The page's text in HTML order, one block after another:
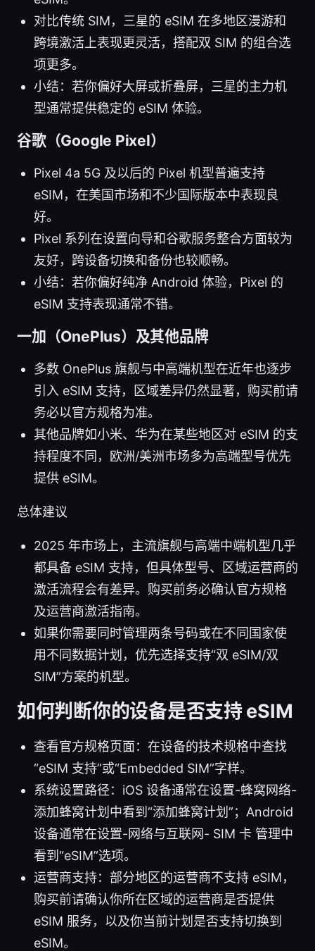
对比传统 SIM，三星的 eSIM 在多地区漫游和
跨境激活上表现更灵活，搭配双 SIM 的组合选
项更多。
小结：若你偏好大屏或折叠屏，三星的主力机
型通常提供稳定的 eSIM 体验。
谷歌（Google Pixel）
Pixel 4a 5G 及以后的 Pixel 机型普遍支持
eSIM，在美国市场和不少国际版本中表现良
好。
Pixel 系列在设置向导和谷歌服务整合方面较为
友好，跨设备切换和备份也较顺畅。
小结：若你偏好纯净 Android 体验，Pixel 的
eSIM 支持表现通常不错。
一加（OnePlus）及其他品牌
多数 OnePlus 旗舰与中高端机型在近年也逐步
引入 eSIM 支持，区域差异仍然显著，购买前请
务必以官方规格为准。
其他品牌如小米、华为在某些地区对 eSIM 的支
持程度不同，欧洲/美洲市场多为高端型号优先
提供 eSIM。
总体建议
2025 年市场上，主流旗舰与高端中端机型几乎
都具备 eSIM 支持，但具体型号、区域运营商的
激活流程会有差异。购买前务必确认官方规格
及运营商激活指南。
如果你需要同时管理两条号码或在不同国家使
用不同数据计划，优先选择支持“双 eSIM/双
SIM”方案的机型。
如何判断你的设备是否支持 eSIM
查看官方规格页面：在设备的技术规格中查找
“eSIM 支持”或“Embedded SIM”字样。
系统设置路径：iOS 设备通常在设置-蜂窝网络-
添加蜂窝计划中看到“添加蜂窝计划”；Android
设备通常在设置-网络与互联网- SIM 卡 管理中
看到“eSIM”选项。
运营商支持：部分地区的运营商不支持 eSIM，
购买前请确认你所在区域的运营商是否提供
eSIM 服务，以及你当前计划是否支持切换到
eSIM。